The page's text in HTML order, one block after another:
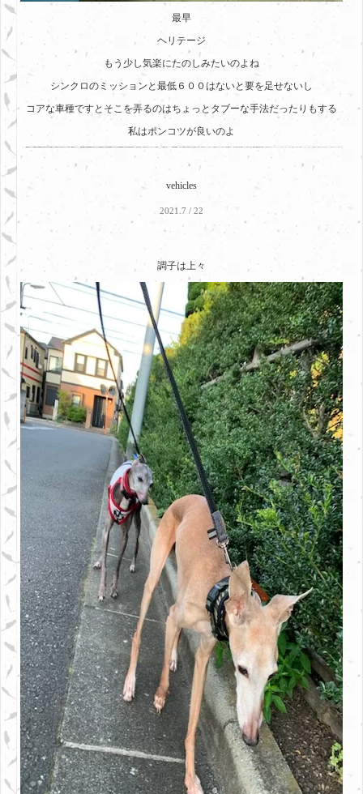
最早
ヘリテージ
もう少し気楽にたのしみたいのよね
シンクロのミッションと最低６００はないと要を足せないし
コアな車種ですとそこを弄るのはちょっとタブーな手法だったりもする
私はポンコツが良いのよ
vehicles
2021.7 / 22
調子は上々